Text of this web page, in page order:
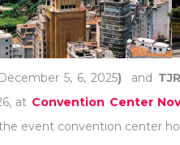
5, 6, 2025) and
at Convention Center
the event convention center